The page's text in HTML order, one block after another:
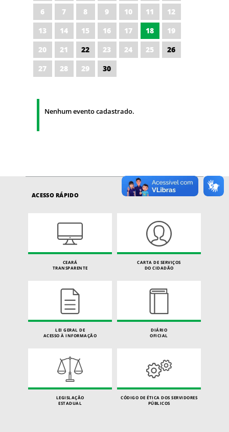
6
7 8 9 10 11
12
13
14 15 16 17 18
19
20
21 22 23 24 25
26
27
28 29 30
Nenhum evento cadastrado.
ACESSO RÁPIDO
CEARÁ
TRANSPARENTE
CARTA DE SERVIÇOS
DO CIDADÃO
LEI GERAL DE
ACESSO À INFORMAÇÃO
DIÁRIO
OFICIAL
LEGISLAÇÃO
ESTADUAL
CÓDIGO DE ÉTICA DOS SERVIDORES
PÚBLICOS